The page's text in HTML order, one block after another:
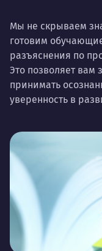
Мы не скрываем
готовим
разъяснения по
Это позволяет вам
принимать
уверенность в